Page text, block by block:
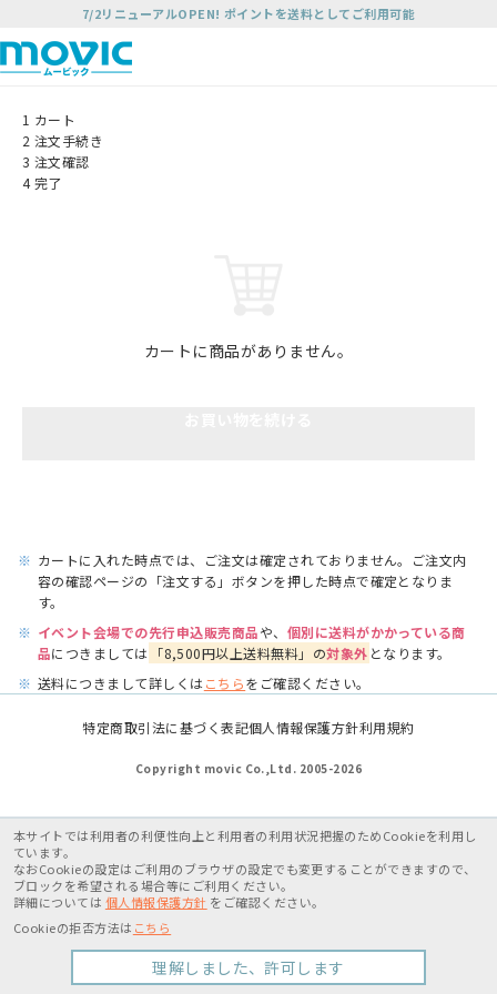
7/2リニューアルOPEN! ポイントを送料としてご利用可能
1 カート
2 注文手続き
3 注文確認
4 完了
カートに商品がありません。
※ カートに入れた時点では、ご注文は確定されておりません。ご注文内
容の確認ページの「注文する」ボタンを押した時点で確定となりま
す。
※ イベント会場での先行申込販売商品や、 個別に送料がかかっている商
品につきましては 「8,500円以上送料無料」の対象外 となります。
※ 送料につきまして詳しくはこちらをご確認ください。
特定商取引法に基づく表記個人情報保護方針利用規約
Copyright movic Co.,Ltd. 2005-2026
本サイトでは利用者の利便性向上と利用者の利用状況把握のためCookieを利用し
ています。
なおCookieの設定はご利用のブラウザの設定でも変更することができますので、
ブロックを希望される場合等にご利用ください。
詳細については 個人情報保護方針 をご確認ください。
Cookieの拒否方法は こちら
理解しました、許可します